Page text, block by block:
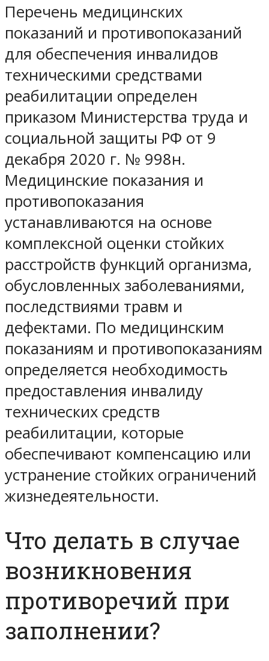
Перечень медицинских
показаний и противопоказаний
для обеспечения инвалидов
техническими средствами
реабилитации определен
приказом Министерства труда и
социальной защиты РФ от 9
декабря 2020 г. № 998н.
Медицинские показания и
противопоказания
устанавливаются на основе
комплексной оценки стойких
расстройств функций организма,
обусловленных заболеваниями,
последствиями травм и
дефектами. По медицинским
показаниям и противопоказаниям
определяется необходимость
предоставления инвалиду
технических средств
реабилитации, которые
обеспечивают компенсацию или
устранение стойких ограничений
жизнедеятельности.
Что делать в случае
возникновения
противоречий при
заполнении?